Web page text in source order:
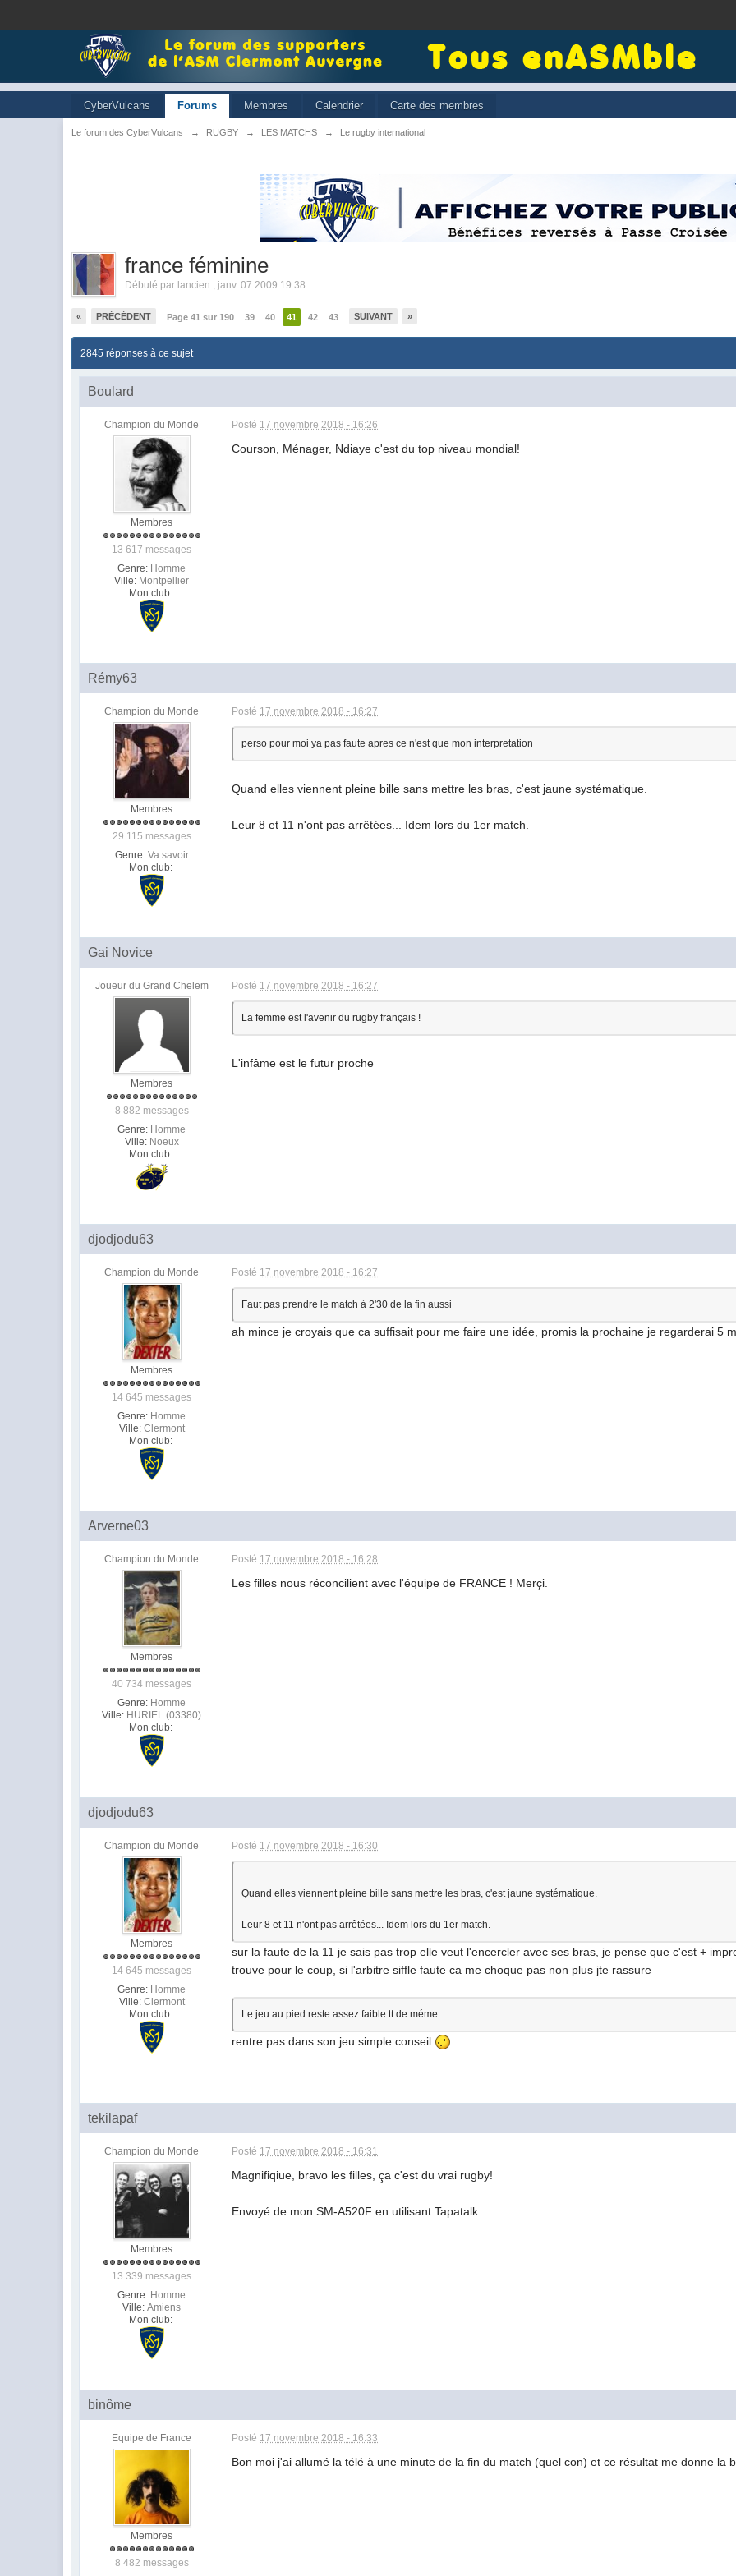
CyberVulcans Forums Membres Calendrier Carte des membres
Le forum des CyberVulcans → RUGBY → LES MATCHS → Le rugby international
france féminine
Débuté par lancien , janv. 07 2009 19:38
« PRÉCÉDENT Page 41 sur 190 39 40 41 42 43 SUIVANT »
2845 réponses à ce sujet
Boulard
Champion du Monde
Membres
13 617 messages
Genre: Homme
Ville: Montpellier
Mon club:
Posté 17 novembre 2018 - 16:26
Courson, Ménager, Ndiaye c'est du top niveau mondial!
Rémy63
Champion du Monde
Membres
29 115 messages
Genre: Va savoir
Mon club:
Posté 17 novembre 2018 - 16:27
perso pour moi ya pas faute apres ce n'est que mon interpretation
Quand elles viennent pleine bille sans mettre les bras, c'est jaune systématique.
Leur 8 et 11 n'ont pas arrêtées... Idem lors du 1er match.
Gai Novice
Joueur du Grand Chelem
Membres
8 882 messages
Genre: Homme
Ville: Noeux
Mon club:
Posté 17 novembre 2018 - 16:27
La femme est l'avenir du rugby français !
L'infâme est le futur proche
djodjodu63
Champion du Monde
Membres
14 645 messages
Genre: Homme
Ville: Clermont
Mon club:
Posté 17 novembre 2018 - 16:27
Faut pas prendre le match à 2'30 de la fin aussi
ah mince je croyais que ca suffisait pour me faire une idée, promis la prochaine je regarderai 5
Arverne03
Champion du Monde
Membres
40 734 messages
Genre: Homme
Ville: HURIEL (03380)
Mon club:
Posté 17 novembre 2018 - 16:28
Les filles nous réconcilient avec l'équipe de FRANCE ! Merçi.
djodjodu63
Champion du Monde
Membres
14 645 messages
Genre: Homme
Ville: Clermont
Mon club:
Posté 17 novembre 2018 - 16:30
Quand elles viennent pleine bille sans mettre les bras, c'est jaune systématique.
Leur 8 et 11 n'ont pas arrêtées... Idem lors du 1er match.
sur la faute de la 11 je sais pas trop elle veut l'encercler avec ses bras, je pense que c'est +
trouve pour le coup, si l'arbitre siffle faute ca me choque pas non plus jte rassure
Le jeu au pied reste assez faible tt de méme
rentre pas dans son jeu simple conseil
tekilapaf
Champion du Monde
Membres
13 339 messages
Genre: Homme
Ville: Amiens
Mon club:
Posté 17 novembre 2018 - 16:31
Magnifiqiue, bravo les filles, ça c'est du vrai rugby!
Envoyé de mon SM-A520F en utilisant Tapatalk
binôme
Equipe de France
Membres
8 482 messages
Posté 17 novembre 2018 - 16:33
Bon moi j'ai allumé la télé à une minute de la fin du match (quel con) et ce résultat me donne la